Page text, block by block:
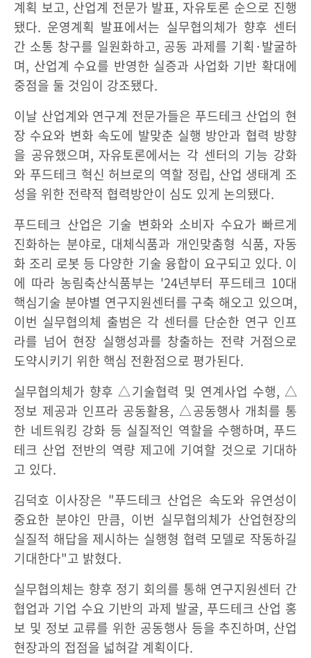
계획 보고, 산업계 전문가 발표, 자유토론 순으로 진행
됐다. 운영계획 발표에서는 실무협의체가 향후 센터
간 소통 창구를 일원화하고, 공동 과제를 기획·발굴하
며, 산업계 수요를 반영한 실증과 사업화 기반 확대에
중점을 둘 것임이 강조됐다.
이날 산업계와 연구계 전문가들은 푸드테크 산업의 현
장 수요와 변화 속도에 발맞춘 실행 방안과 협력 방향
을 공유했으며, 자유토론에서는 각 센터의 기능 강화
와 푸드테크 혁신 허브로의 역할 정립, 산업 생태계 조
성을 위한 전략적 협력방안이 심도 있게 논의됐다.
푸드테크 산업은 기술 변화와 소비자 수요가 빠르게
진화하는 분야로, 대체식품과 개인맞춤형 식품, 자동
화 조리 로봇 등 다양한 기술 융합이 요구되고 있다. 이
에 따라 농림축산식품부는 '24년부터 푸드테크 10대
핵심기술 분야별 연구지원센터를 구축 해오고 있으며,
이번 실무협의체 출범은 각 센터를 단순한 연구 인프
라를 넘어 현장 실행성과를 창출하는 전략 거점으로
도약시키기 위한 핵심 전환점으로 평가된다.
실무협의체가 향후 △기술협력 및 연계사업 수행, △
정보 제공과 인프라 공동활용, △공동행사 개최를 통
한 네트워킹 강화 등 실질적인 역할을 수행하며, 푸드
테크 산업 전반의 역량 제고에 기여할 것으로 기대하
고 있다.
김덕호 이사장은 "푸드테크 산업은 속도와 유연성이
중요한 분야인 만큼, 이번 실무협의체가 산업현장의
실질적 해답을 제시하는 실행형 협력 모델로 작동하길
기대한다"고 밝혔다.
실무협의체는 향후 정기 회의를 통해 연구지원센터 간
협업과 기업 수요 기반의 과제 발굴, 푸드테크 산업 홍
보 및 정보 교류를 위한 공동행사 등을 추진하며, 산업
현장과의 접점을 넓혀갈 계획이다.